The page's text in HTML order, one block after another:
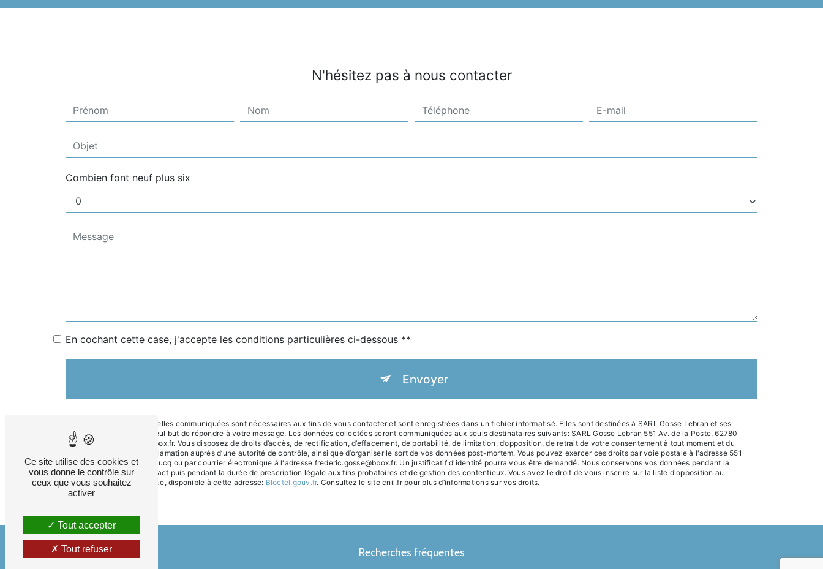
N'hésitez pas à nous contacter
Combien font neuf plus six
En cochant cette case, j'accepte les conditions particulières ci-dessous **
Envoyer
** Les données personnelles communiquées sont nécessaires aux fins de vous contacter et sont enregistrées dans un fichier informatisé. Elles sont destinées à SARL Gosse Lebran et ses
sous-traitants dans le seul but de répondre à votre message. Les données collectées seront communiquées aux seuls destinataires suivants: SARL Gosse Lebran 551 Av. de la Poste, 62780
Cucq frederic.gosse@bbox.fr. Vous disposez de droits d’accès, de rectification, d’effacement, de portabilité, de limitation, d’opposition, de retrait de votre consentement à tout moment et du
droit d’introduire une réclamation auprès d’une autorité de contrôle, ainsi que d’organiser le sort de vos données post-mortem. Vous pouvez exercer ces droits par voie postale à l'adresse 551
Av. de la Poste, 62780 Cucq ou par courrier électronique à l'adresse frederic.gosse@bbox.fr. Un justificatif d'identité pourra vous être demandé. Nous conservons vos données pendant la
période de prise de contact puis pendant la durée de prescription légale aux fins probatoires et de gestion des contentieux. Vous avez le droit de vous inscrire sur la liste d'opposition au
démarchage téléphonique, disponible à cette adresse: Bloctel.gouv.fr. Consultez le site cnil.fr pour plus d’informations sur vos droits.
Recherches fréquentes
Ce site utilise des cookies et
vous donne le contrôle sur
ceux que vous souhaitez
activer
Tout accepter
Tout refuser